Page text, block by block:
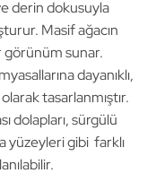
derin dokusuyla
Masif ağacın
görünüm sunar.
dayanıklı,
tasarlanmıştır.
dolapları, sürgülü
yüzeyleri gibi farklı